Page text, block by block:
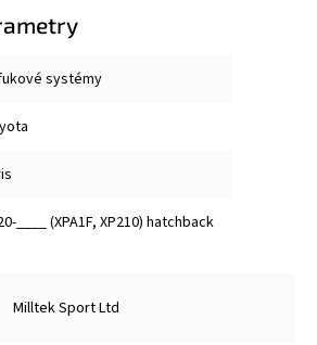
systémy
____ (XPA1F, XP210) hatchback
Milltek Sport Ltd